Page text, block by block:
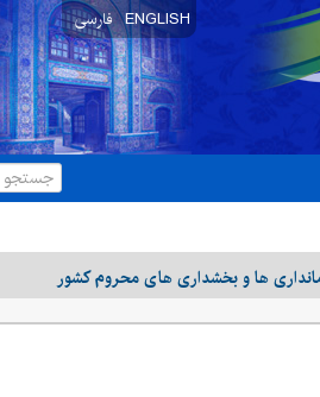
فارسی ENGLISH
ها و بخشداری های محروم کشور